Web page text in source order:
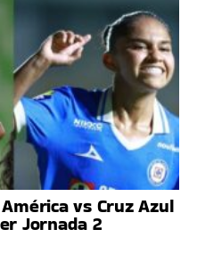
vs Cruz Azul
Jornada 2